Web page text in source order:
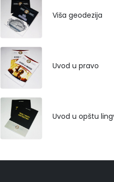
Viša geodezija
Uvod u pravo